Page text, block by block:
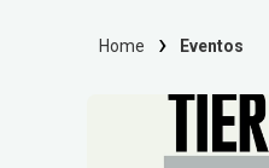
Home Eventos